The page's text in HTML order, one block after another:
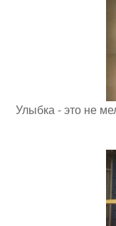
Улыбка - это не